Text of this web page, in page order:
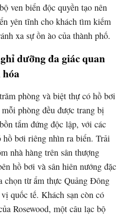
ven biển độc quyền tạo nên
yên tĩnh cho khách tìm kiếm
xa sự ồn ào của thành phố.
dưỡng đa giác quan
hóa
phòng và biệt thự có hồ bơi
phòng đều được trang bị
tắm đứng độc lập, với các
bơi riêng nhìn ra biển. Trải
nhà hàng trên sân thượng
hồ bơi và sân hiên nướng đặc
chọn từ ẩm thực Quảng Đông
quốc tế. Khách sạn còn có
Rosewood, một câu lạc bộ